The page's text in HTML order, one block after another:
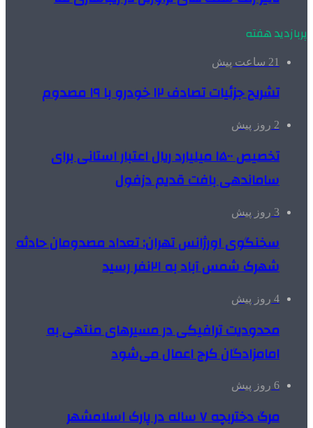
پربازدید هفته
21 ساعت پیش
تشریح جزئیات تصادف ۱۲ خودرو با ۱۹ مصدوم
2 روز پیش
تخصیص ۱۵۰۰ میلیارد ریال اعتبار استانی برای
ساماندهی بافت قدیم دزفول
3 روز پیش
سخنگوی اورژانس تهران: تعداد مصدومان حادثه
شهرک شمس آباد به ۲۱نفر رسید
4 روز پیش
محدودیت ترافیکی در مسیرهای منتهی به
امامزادگان کرج اعمال می‌شود
6 روز پیش
مرگ دختربچه ۷ ساله در پارک اسلامشهر